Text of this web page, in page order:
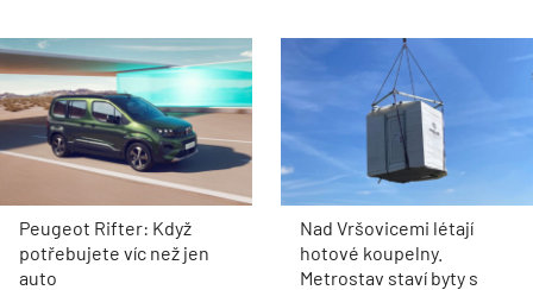
Peugeot Rifter: Když
potřebujete víc než jen
auto
Nad Vršovicemi létají
hotové koupelny.
Metrostav staví byty s